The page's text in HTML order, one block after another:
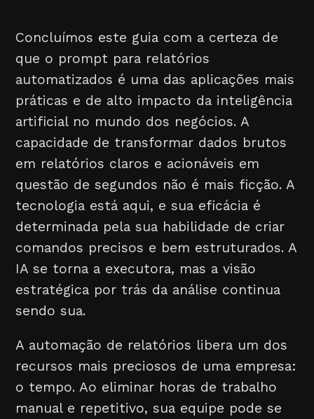
Concluímos este guia com a certeza de
que o prompt para relatórios
automatizados é uma das aplicações mais
práticas e de alto impacto da inteligência
artificial no mundo dos negócios. A
capacidade de transformar dados brutos
em relatórios claros e acionáveis em
questão de segundos não é mais ficção. A
tecnologia está aqui, e sua eficácia é
determinada pela sua habilidade de criar
comandos precisos e bem estruturados. A
IA se torna a executora, mas a visão
estratégica por trás da análise continua
sendo sua.
A automação de relatórios libera um dos
recursos mais preciosos de uma empresa:
o tempo. Ao eliminar horas de trabalho
manual e repetitivo, sua equipe pode se